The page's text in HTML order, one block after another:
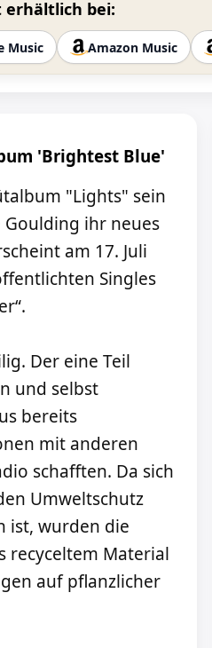
erhältlich bei:
Music Amazon Music
'Brightest Blue'
"Lights" sein
Goulding ihr neues
am 17. Juli
Singles
Der eine Teil
und selbst
bereits
mit anderen
schafften. Da sich
Umweltschutz
ist, wurden die
recyceltem Material
auf pflanzlicher